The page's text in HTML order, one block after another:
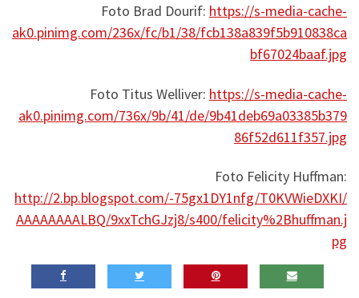
Foto Brad Dourif: https://s-media-cache-
ak0.pinimg.com/236x/fc/b1/38/fcb138a839f5b910838ca
bf67024baaf.jpg
Foto Titus Welliver: https://s-media-cache-
ak0.pinimg.com/736x/9b/41/de/9b41deb69a03385b379
86f52d611f357.jpg
Foto Felicity Huffman:
http://2.bp.blogspot.com/-75gx1DY1nfg/T0KVWieDXKI/
AAAAAAAALBQ/9xxTchGJzj8/s400/felicity%2Bhuffman.j
pg